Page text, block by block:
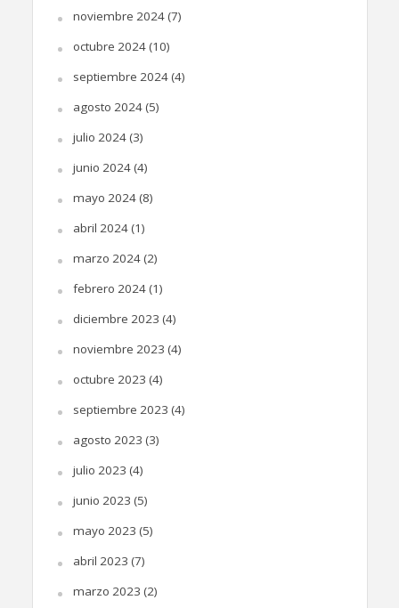
noviembre 2024(7)
octubre 2024(10)
septiembre 2024(4)
agosto 2024(5)
julio 2024(3)
junio 2024(4)
mayo 2024(8)
abril 2024(1)
marzo 2024(2)
febrero 2024(1)
diciembre 2023 (4)
noviembre 2023 (4)
octubre 2023 (4)
septiembre 2023 (4)
agosto 2023 (3)
julio 2023 (4)
junio 2023 (5)
mayo 2023 (5)
abril 2023 (7)
marzo 2023 (2)